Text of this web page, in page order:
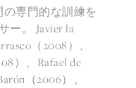
専門的な訓練を
ー。 Javier la
（2008）、
）、Rafael de
（2006）、